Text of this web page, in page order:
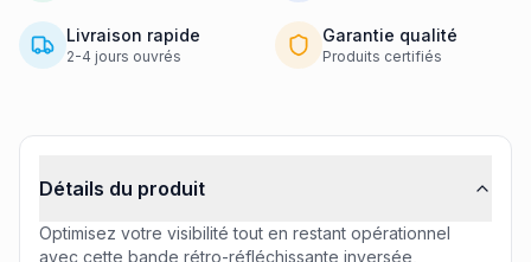
Livraison rapide
2-4 jours ouvrés
Garantie qualité
Produits certifiés
Détails du produit
Optimisez votre visibilité tout en restant opérationnel
avec cette bande rétro-réfléchissante inversée,